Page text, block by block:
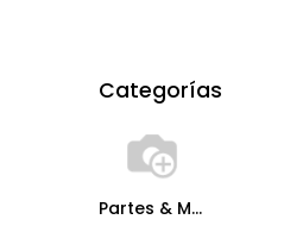
Categorías
Partes & Mantenimiento